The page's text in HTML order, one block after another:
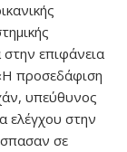
επιφάνεια
προσεδάφιση
υπεύθυνος
ελέγχου στην
σε